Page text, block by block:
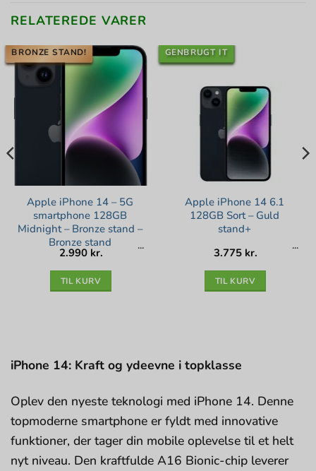
RELATEREDE VARER
BRONZE STAND!
Apple iPhone 14 – 5G
smartphone 128GB
Midnight – Bronze stand –
Bronze stand
2.990 kr.
TIL KURV
GENBRUGT IT
Apple iPhone 14 6.1
128GB Sort – Guld
stand+
3.775 kr.
TIL KURV
iPhone 14: Kraft og ydeevne i topklasse
Oplev den nyeste teknologi med iPhone 14. Denne
topmoderne smartphone er fyldt med innovative
funktioner, der tager din mobile oplevelse til et helt
nyt niveau. Den kraftfulde A16 Bionic-chip leverer